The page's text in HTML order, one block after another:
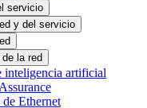
servicio
y del servicio
la red
inteligencia artificial
Ethernet